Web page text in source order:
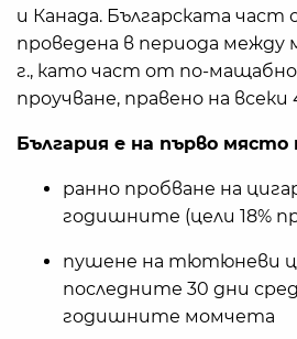
и Канада. Българската част
проведена в периода между
г., като част от по-
проучване, правено на всеки
България е на първо място
ранно пробване на
годишните (цели 18%
пушене на тютюневи
последните 30 дни сред
годишните момчета